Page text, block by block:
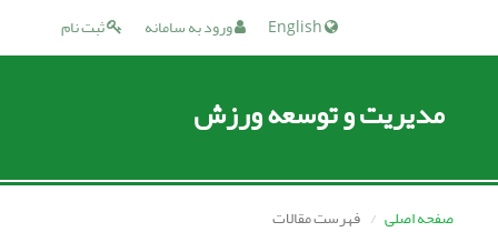
ثبت نام ورود به سامانه
مدیریت و توسعه ورزش
صفحه اصلی فهرست مقالات